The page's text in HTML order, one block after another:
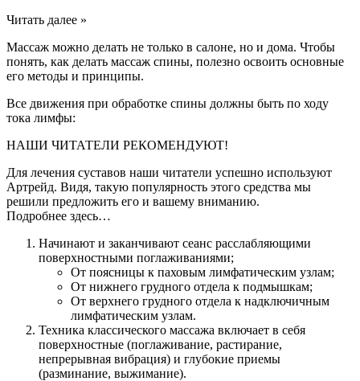
Читать далее »
Массаж можно делать не только в салоне, но и дома. Чтобы
понять, как делать массаж спины, полезно освоить основные
его методы и принципы.
Все движения при обработке спины должны быть по ходу
тока лимфы:
НАШИ ЧИТАТЕЛИ РЕКОМЕНДУЮТ!
Для лечения суставов наши читатели успешно используют
Артрейд. Видя, такую популярность этого средства мы
решили предложить его и вашему вниманию.
Подробнее здесь…
Начинают и заканчивают сеанс расслабляющими
поверхностными поглаживаниями;
От поясницы к паховым лимфатическим узлам;
От нижнего грудного отдела к подмышкам;
От верхнего грудного отдела к надключичным
лимфатическим узлам.
Техника классического массажа включает в себя
поверхностные (поглаживание, растирание,
непрерывная вибрация) и глубокие приемы
(разминание, выжимание).